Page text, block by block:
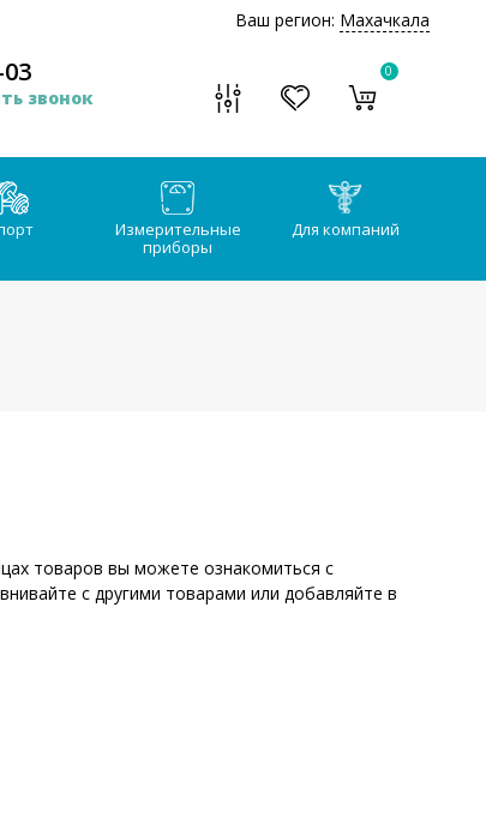
Ваш регион: Махачкала
звонок
0
Измерительные
приборы
Для компаний
товаров вы можете ознакомиться с
с другими товарами или добавляйте в